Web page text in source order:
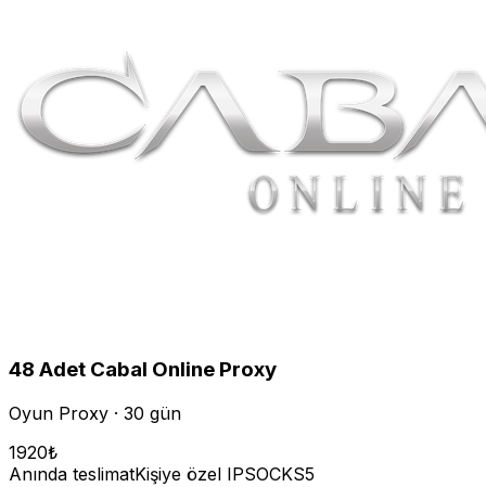
48 Adet Cabal Online Proxy
Oyun Proxy · 30 gün
1920₺
Anında teslimatKişiye özel IPSOCKS5